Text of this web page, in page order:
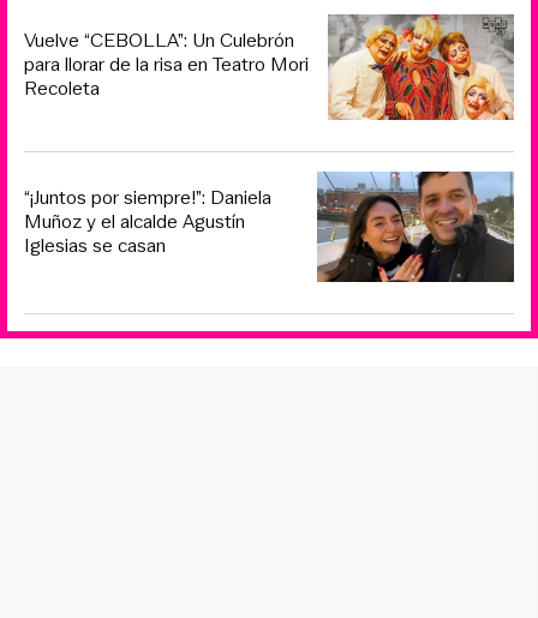
Vuelve “CEBOLLA”: Un Culebrón
para llorar de la risa en Teatro Mori
Recoleta
“¡Juntos por siempre!”: Daniela
Muñoz y el alcalde Agustín
Iglesias se casan